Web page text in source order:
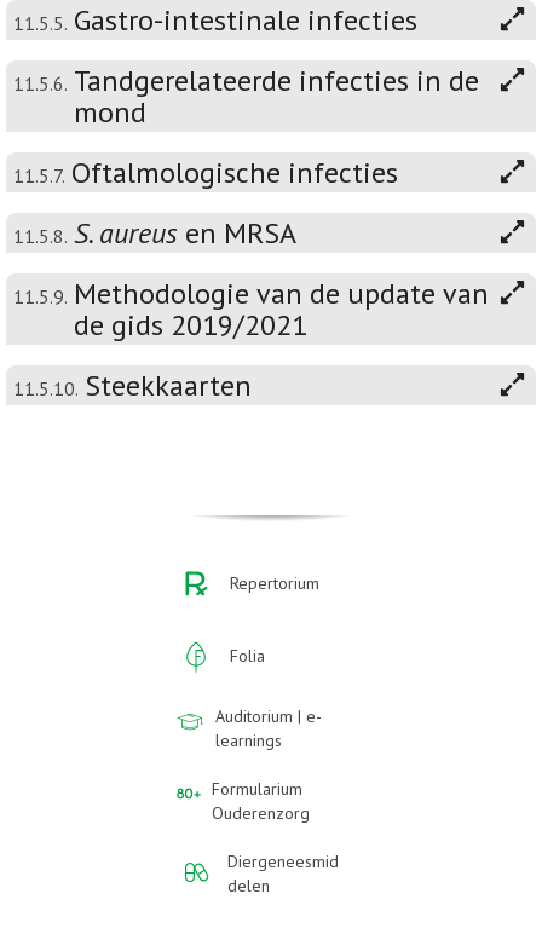
11.5.5. Gastro-intestinale infecties
11.5.6. Tandgerelateerde infecties in de
mond
11.5.7. Oftalmologische infecties
11.5.8. S. aureus en MRSA
11.5.9. Methodologie van de update van
de gids 2019/2021
11.5.10. Steekkaarten
Repertorium
Folia
Auditorium | e-
learnings
Formularium
Ouderenzorg
Diergeneesmid
delen